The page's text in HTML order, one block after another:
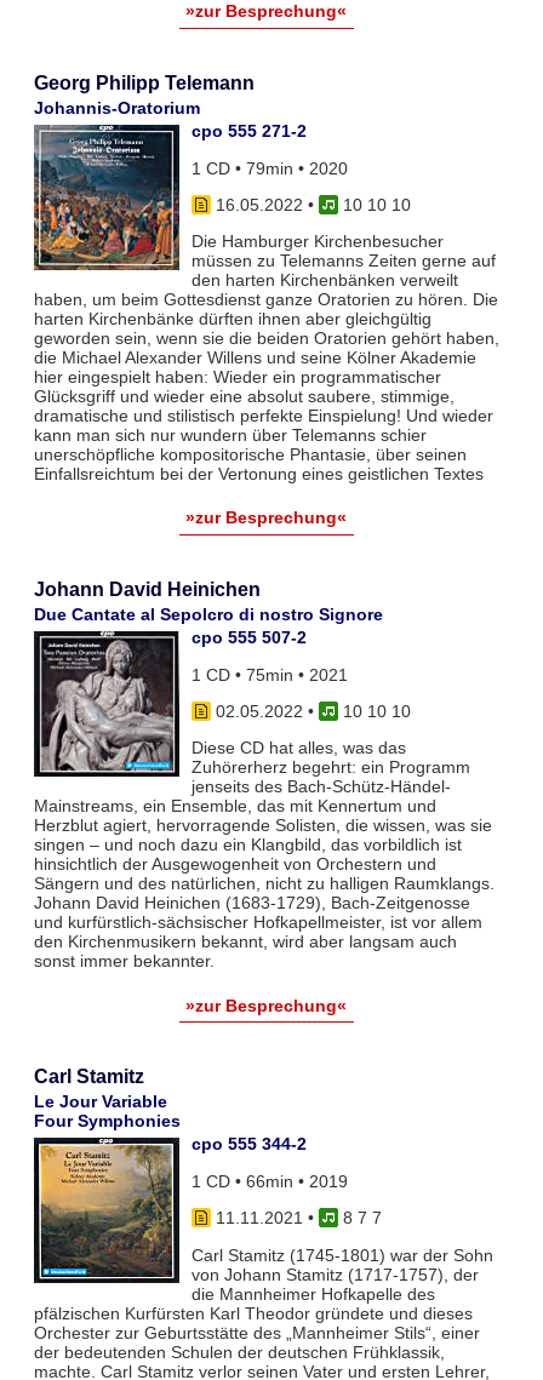
»zur Besprechung«
Georg Philipp Telemann
Johannis-Oratorium
cpo 555 271-2
1 CD • 79min • 2020
16.05.2022 •
10 10 10
Die Hamburger Kirchenbesucher
müssen zu Telemanns Zeiten gerne auf
den harten Kirchenbänken verweilt
haben, um beim Gottesdienst ganze Oratorien zu hören. Die
harten Kirchenbänke dürften ihnen aber gleichgültig
geworden sein, wenn sie die beiden Oratorien gehört haben,
die Michael Alexander Willens und seine Kölner Akademie
hier eingespielt haben: Wieder ein programmatischer
Glücksgriff und wieder eine absolut saubere, stimmige,
dramatische und stilistisch perfekte Einspielung! Und wieder
kann man sich nur wundern über Telemanns schier
unerschöpfliche kompositorische Phantasie, über seinen
Einfallsreichtum bei der Vertonung eines geistlichen Textes
»zur Besprechung«
Johann David Heinichen
Due Cantate al Sepolcro di nostro Signore
cpo 555 507-2
1 CD • 75min • 2021
02.05.2022 •
10 10 10
Diese CD hat alles, was das
Zuhörerherz begehrt: ein Programm
jenseits des Bach-Schütz-Händel-
Mainstreams, ein Ensemble, das mit Kennertum und
Herzblut agiert, hervorragende Solisten, die wissen, was sie
singen – und noch dazu ein Klangbild, das vorbildlich ist
hinsichtlich der Ausgewogenheit von Orchestern und
Sängern und des natürlichen, nicht zu halligen Raumklangs.
Johann David Heinichen (1683-1729), Bach-Zeitgenosse
und kurfürstlich-sächsischer Hofkapellmeister, ist vor allem
den Kirchenmusikern bekannt, wird aber langsam auch
sonst immer bekannter.
»zur Besprechung«
Carl Stamitz
Le Jour Variable
Four Symphonies
cpo 555 344-2
1 CD • 66min • 2019
11.11.2021 •
8 7 7
Carl Stamitz (1745-1801) war der Sohn
von Johann Stamitz (1717-1757), der
die Mannheimer Hofkapelle des
pfälzischen Kurfürsten Karl Theodor gründete und dieses
Orchester zur Geburtsstätte des „Mannheimer Stils“, einer
der bedeutenden Schulen der deutschen Frühklassik,
machte. Carl Stamitz verlor seinen Vater und ersten Lehrer,